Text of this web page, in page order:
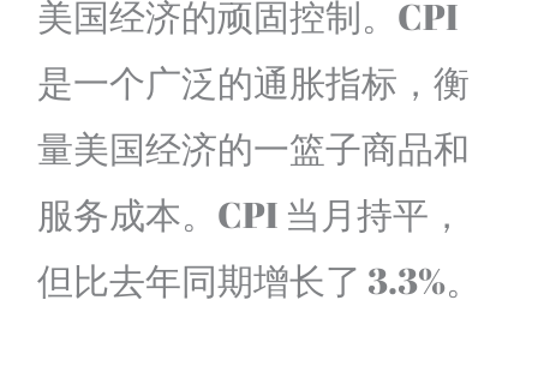
美国经济的顽固控制。CPI
是一个广泛的通胀指标，衡
量美国经济的一篮子商品和
服务成本。CPI 当月持平，
但比去年同期增长了 3.3%。